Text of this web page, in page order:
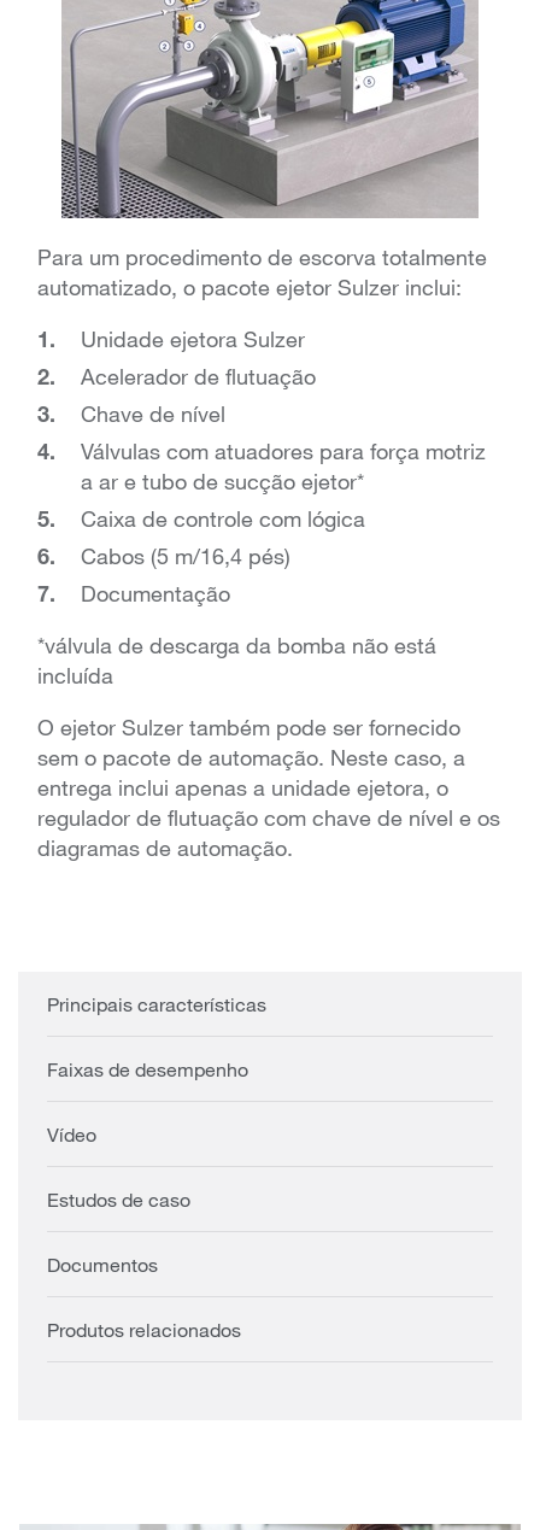
Para um procedimento de escorva totalmente
automatizado, o pacote ejetor Sulzer inclui:
Unidade ejetora Sulzer
Acelerador de flutuação
Chave de nível
Válvulas com atuadores para força motriz
a ar e tubo de sucção ejetor*
Caixa de controle com lógica
Cabos (5 m/16,4 pés)
Documentação
*válvula de descarga da bomba não está
incluída
O ejetor Sulzer também pode ser fornecido
sem o pacote de automação. Neste caso, a
entrega inclui apenas a unidade ejetora, o
regulador de flutuação com chave de nível e os
diagramas de automação.
Principais características
Faixas de desempenho
Vídeo
Estudos de caso
Documentos
Produtos relacionados